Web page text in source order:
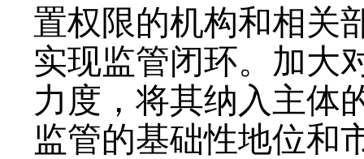
置权限的机构和相关
实现监管闭环。 加大
力度，将其纳入主体
监管的基础性地位和